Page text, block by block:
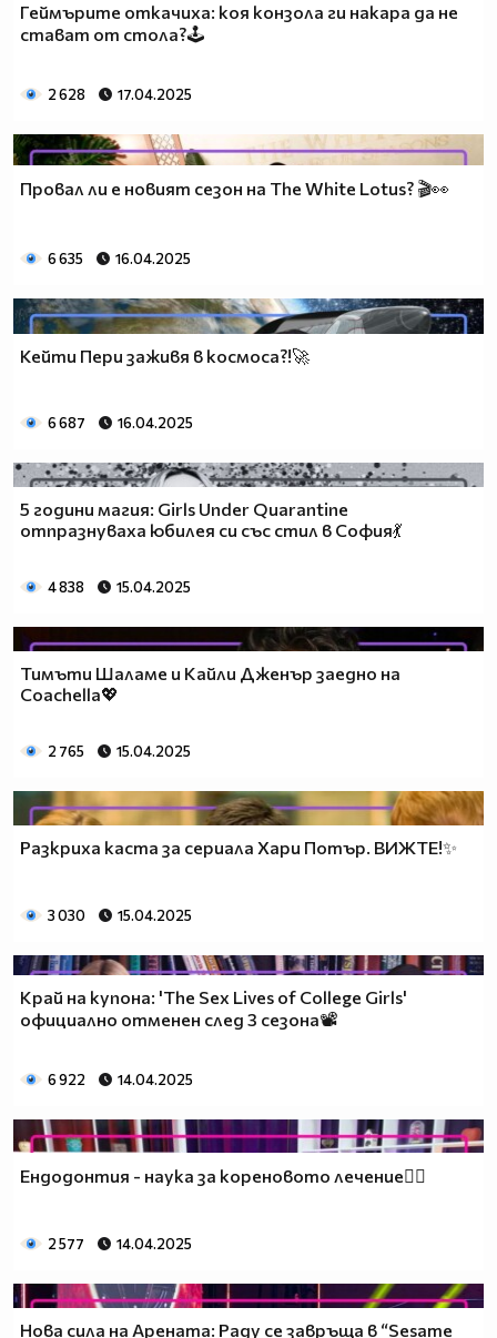
Геймърите откачиха: коя конзола ги накара да не
стават от стола?🕹️
2 628 17.04.2025
Провал ли е новият сезон на The White Lotus? 🎬👀
6 635 16.04.2025
Кейти Пери заживя в космоса?!🚀
6 687 16.04.2025
5 години магия: Girls Under Quarantine
отпразнуваха юбилея си със стил в София💃
4 838 15.04.2025
Тимъти Шаламе и Кайли Дженър заедно на
Coachella💖
2 765 15.04.2025
Разкриха каста за сериала Хари Потър. ВИЖТЕ!✨
3 030 15.04.2025
Край на купона: 'The Sex Lives of College Girls'
официално отменен след 3 сезона📽️
6 922 14.04.2025
Ендодонтия - наука за кореновото лечение👩‍⚕️
2 577 14.04.2025
Нова сила на Арената: Раду се завръща в “Sesame